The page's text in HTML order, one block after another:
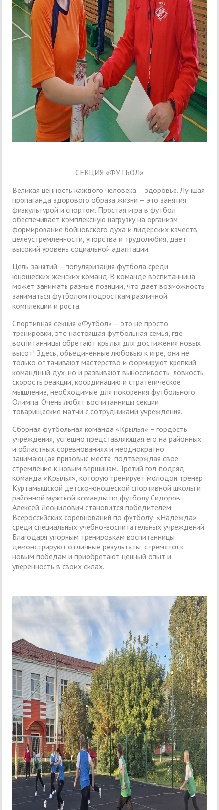
СЕКЦИЯ «ФУТБОЛ»
Великая ценность каждого человека – здоровье. Лучшая
пропаганда здорового образа жизни – это занятия
физкультурой и спортом. Простая игра в футбол
обеспечивает комплексную нагрузку на организм,
формирование бойцовского духа и лидерских качеств,
целеустремленности, упорства и трудолюбия, дает
высокий уровень социальной адаптации.
Цель занятий – популяризация футбола среди
юношеских женских команд. В команде воспитанница
может занимать разные позиции, что дает возможность
заниматься футболом подросткам различной
комплекции и роста.
Спортивная секция «Футбол» – это не просто
тренировки, это настоящая футбольная семья, где
воспитанницы обретают крылья для достижения новых
высот! Здесь, объединенные любовью к игре, они не
только оттачивают мастерство и формируют крепкий
командный дух, но и развивают выносливость, ловкость,
скорость реакции, координацию и стратегическое
мышление, необходимые для покорения футбольного
Олимпа. Очень любят воспитанницы секции
товарищеские матчи с сотрудниками учреждения.
Сборная футбольная команда «Крылья» – гордость
учреждения, успешно представляющая его на районных
и областных соревнованиях и неоднократно
занимающая призовые места, подтверждая свое
стремление к новым вершинам. Третий год подряд
команда «Крылья», которую тренирует молодой тренер
Куртамышской детско-юношеской спортивной школы и
районной мужской команды по футболу Сидоров
Алексей Леонидович становится победителем
Всероссийских соревнований по футболу «Надежда»
среди специальных учебно-воспитательных учреждений.
Благодаря упорным тренировкам воспитанницы
демонстрируют отличные результаты, стремятся к
новым победам и приобретают ценный опыт и
уверенность в своих силах.